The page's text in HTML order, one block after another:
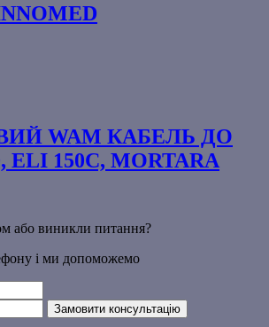
WAM КАБЕЛЬ ДО
ELI 150C, MORTARA
або виникли питання?
і ми допоможемо